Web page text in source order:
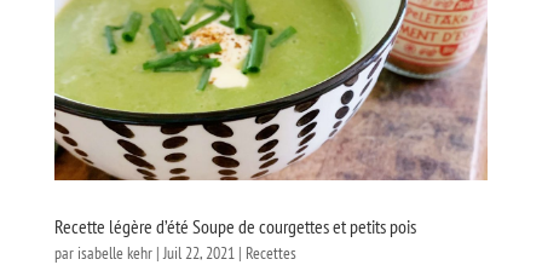
Recette légère d’été Soupe de courgettes et petits pois
par isabelle kehr|Juil 22, 2021| Recettes